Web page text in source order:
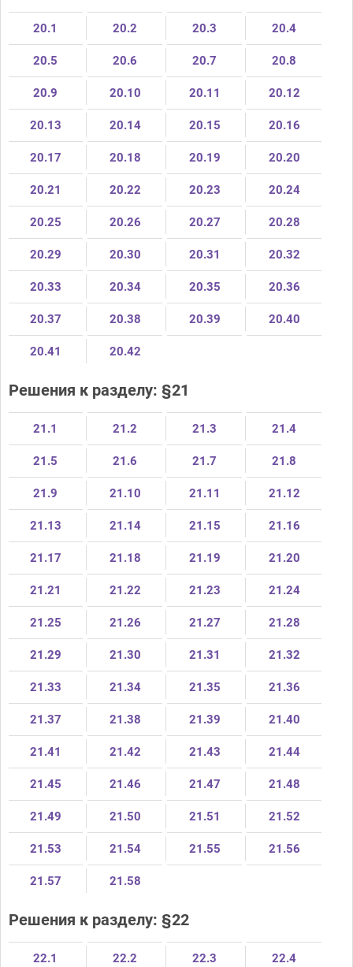
20.1 20.2 20.3 20.4
20.5 20.6 20.7 20.8
20.9 20.10 20.11 20.12
20.13 20.14 20.15 20.16
20.17 20.18 20.19 20.20
20.21 20.22 20.23 20.24
20.25 20.26 20.27 20.28
20.29 20.30 20.31 20.32
20.33 20.34 20.35 20.36
20.37 20.38 20.39 20.40
20.41 20.42
Решения к разделу: §21
21.1 21.2 21.3 21.4
21.5 21.6 21.7 21.8
21.9 21.10 21.11 21.12
21.13 21.14 21.15 21.16
21.17 21.18 21.19 21.20
21.21 21.22 21.23 21.24
21.25 21.26 21.27 21.28
21.29 21.30 21.31 21.32
21.33 21.34 21.35 21.36
21.37 21.38 21.39 21.40
21.41 21.42 21.43 21.44
21.45 21.46 21.47 21.48
21.49 21.50 21.51 21.52
21.53 21.54 21.55 21.56
21.57 21.58
Решения к разделу: §22
22.1 22.2 22.3 22.4